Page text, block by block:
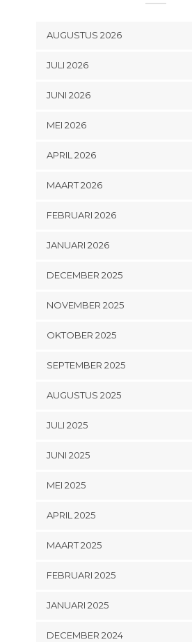
AUGUSTUS 2026
JULI 2026
JUNI 2026
MEI 2026
APRIL 2026
MAART 2026
FEBRUARI 2026
JANUARI 2026
DECEMBER 2025
NOVEMBER 2025
OKTOBER 2025
SEPTEMBER 2025
AUGUSTUS 2025
JULI 2025
JUNI 2025
MEI 2025
APRIL 2025
MAART 2025
FEBRUARI 2025
JANUARI 2025
DECEMBER 2024